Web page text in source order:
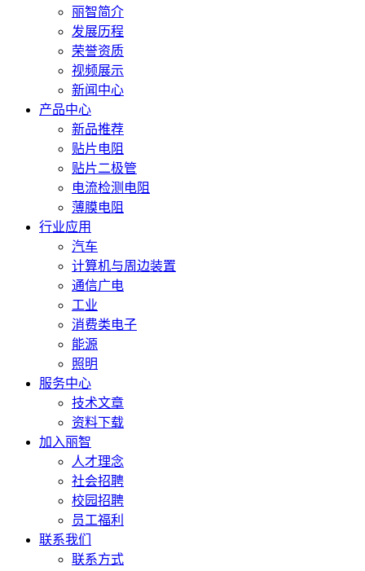
丽智简介
发展历程
荣誉资质
视频展示
新闻中心
产品中心
新品推荐
贴片电阻
贴片二极管
电流检测电阻
薄膜电阻
行业应用
汽车
计算机与周边装置
通信广电
工业
消费类电子
能源
照明
服务中心
技术文章
资料下载
加入丽智
人才理念
社会招聘
校园招聘
员工福利
联系我们
联系方式